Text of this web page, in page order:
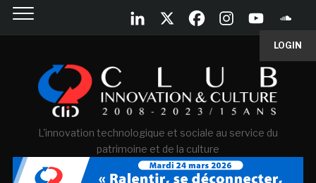
LOGIN
L'innovation technologique et sociale au service du
patrimoine et de la culture